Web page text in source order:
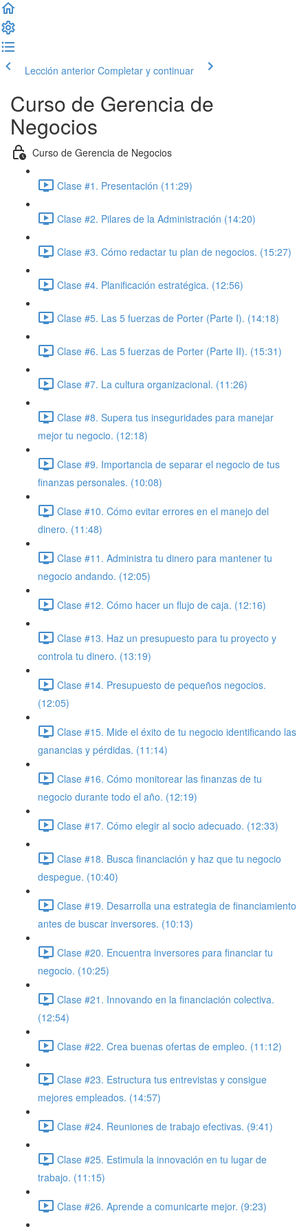
Lección anterior Completar y continuar
Curso de Gerencia de
Negocios
Curso de Gerencia de Negocios
Clase #1. Presentación (11:29)
Clase #2. Pilares de la Administración (14:20)
Clase #3. Cómo redactar tu plan de negocios. (15:27)
Clase #4. Planificación estratégica. (12:56)
Clase #5. Las 5 fuerzas de Porter (Parte I). (14:18)
Clase #6. Las 5 fuerzas de Porter (Parte II). (15:31)
Clase #7. La cultura organizacional. (11:26)
Clase #8. Supera tus inseguridades para manejar
mejor tu negocio. (12:18)
Clase #9. Importancia de separar el negocio de tus
finanzas personales. (10:08)
Clase #10. Cómo evitar errores en el manejo del
dinero. (11:48)
Clase #11. Administra tu dinero para mantener tu
negocio andando. (12:05)
Clase #12. Cómo hacer un flujo de caja. (12:16)
Clase #13. Haz un presupuesto para tu proyecto y
controla tu dinero. (13:19)
Clase #14. Presupuesto de pequeños negocios.
(12:05)
Clase #15. Mide el éxito de tu negocio identificando las
ganancias y pérdidas. (11:14)
Clase #16. Cómo monitorear las finanzas de tu
negocio durante todo el año. (12:19)
Clase #17. Cómo elegir al socio adecuado. (12:33)
Clase #18. Busca financiación y haz que tu negocio
despegue. (10:40)
Clase #19. Desarrolla una estrategia de financiamiento
antes de buscar inversores. (10:13)
Clase #20. Encuentra inversores para financiar tu
negocio. (10:25)
Clase #21. Innovando en la financiación colectiva.
(12:54)
Clase #22. Crea buenas ofertas de empleo. (11:12)
Clase #23. Estructura tus entrevistas y consigue
mejores empleados. (14:57)
Clase #24. Reuniones de trabajo efectivas. (9:41)
Clase #25. Estimula la innovación en tu lugar de
trabajo. (11:15)
Clase #26. Aprende a comunicarte mejor. (9:23)